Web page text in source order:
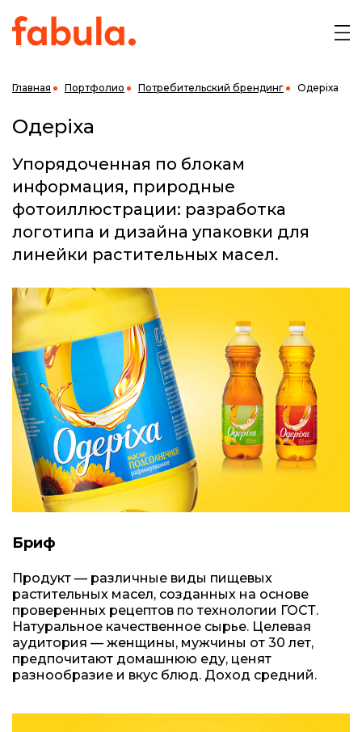
Главная Портфолио Потребительский брендинг Одеріха
Одеріха
Упорядоченная по блокам
информация, природные
фотоиллюстрации: разработка
логотипа и дизайна упаковки для
линейки растительных масел.
Бриф
Продукт — различные виды пищевых
растительных масел, созданных на основе
проверенных рецептов по технологии ГОСТ.
Натуральное качественное сырье. Целевая
аудитория — женщины, мужчины от 30 лет,
предпочитают домашнюю еду, ценят
разнообразие и вкус блюд. Доход средний.